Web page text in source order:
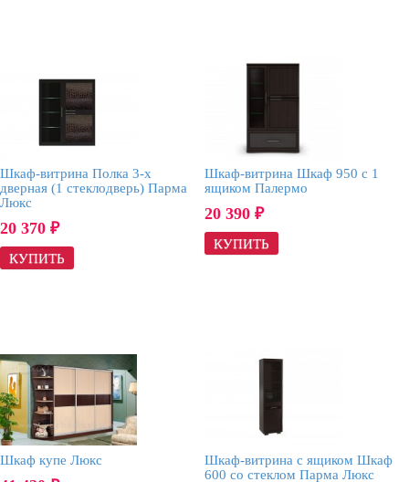
Шкаф-витрина Полка 3-х
дверная (1 стеклодверь) Парма
Люкс
20 370 ₽
Шкаф-витрина Шкаф 950 с 1
ящиком Палермо
20 390 ₽
Шкаф купе Люкс
Шкаф-витрина с ящиком Шкаф
600 со стеклом Парма Люкс